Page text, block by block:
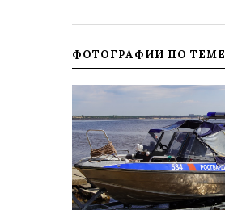
ФОТОГРАФИИ ПО ТЕМЕ